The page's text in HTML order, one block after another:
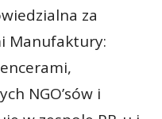
za
Manufaktury:
NGO’sów i